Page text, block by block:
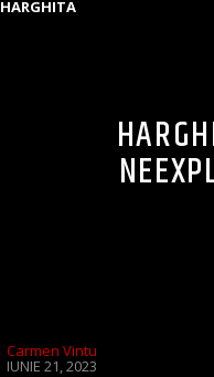
HARGHITA
Carmen Vintu
IUNIE 21, 2023